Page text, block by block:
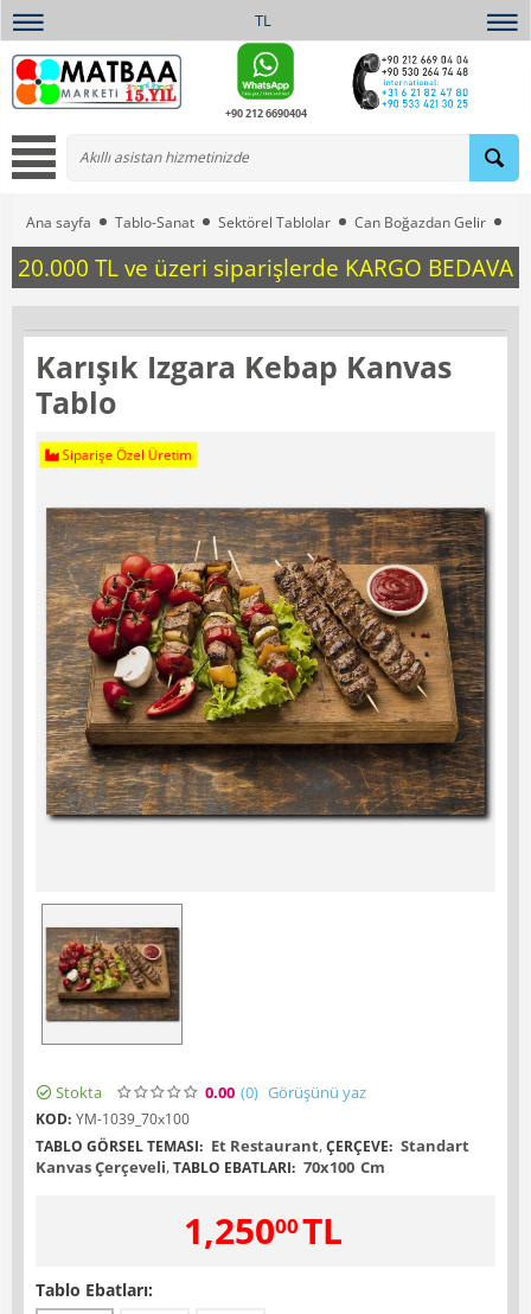
TL
+90 212 6690404
Ana sayfa Tablo-Sanat Sektörel Tablolar Can Boğazdan Gelir
20.000 TL ve üzeri siparişlerde KARGO BEDAVA
Karışık Izgara Kebap Kanvas
Tablo
Siparişe Özel Üretim
Stokta 0.00 (0) Görüşünü yaz
KOD: YM-1039_70x100
TABLO GÖRSEL TEMASI: Et Restaurant,ÇERÇEVE: Standart
Kanvas Çerçeveli,TABLO EBATLARI: 70x100 Cm
1,25000TL
Tablo Ebatları: